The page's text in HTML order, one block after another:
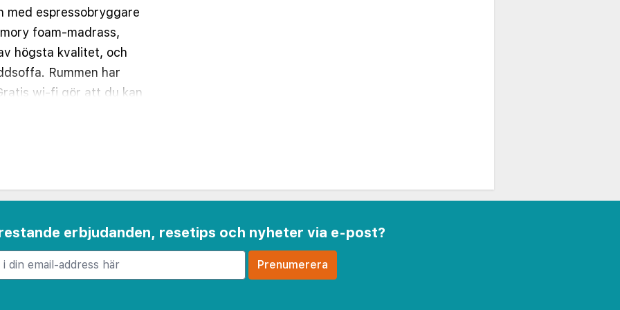
med espressobryggare
foam-madrass,
högsta kvalitet, och
Rummen har
wi-fi gör att du kan
tv erbjuder
dusch, bidéer och
- 0,8 km
erbjudanden, resetips och nyheter via e-post?